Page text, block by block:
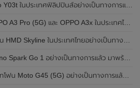
ล้ว มาพร้อมชิปเซ็ต Unisoc T612 , กล้องหลัง ความละเอียด 13MP , แบตเตอรี่ 5,000mAh และหน้าจอแสดงผล LCD / 90Hz
A3x ในประเทศไทยอย่างเป็นทางการแล้ว ในราคาเริ่มต้นเพียง 3,999 บาท
ในประเทศไทยอย่างเป็นทางการแล้ว ราคา 14,990 บาท
การแล้ว มาพร้อมหน้าจอแสดงผล LCD / 120Hz , แบตเตอรี่ 5,000mAh และใช้ชิปเซ็ต Unisoc
Moto G45 (5G) อย่างเป็นทางการแล้วในอินเดีย